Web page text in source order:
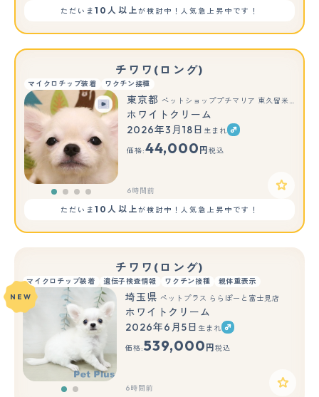
ただいま10人以上が検討中！人気急上昇中です！
チワワ(ロング)
マイクロチップ装着 ワクチン接種
東京都 ペットショッププチマリア 東久留米店
ホワイトクリーム
2026年3月18日 生まれ
価格:44,000 円 税込
6時間前
ただいま10人以上が検討中！人気急上昇中です！
チワワ(ロング)
マイクロチップ装着 遺伝子検査情報 ワクチン接種 親体重表示
もっと見る
NEW 埼玉県 ペットプラス ららぽーと富士見店
ホワイトクリーム
2026年6月5日 生まれ
価格:539,000 円 税込
6時間前